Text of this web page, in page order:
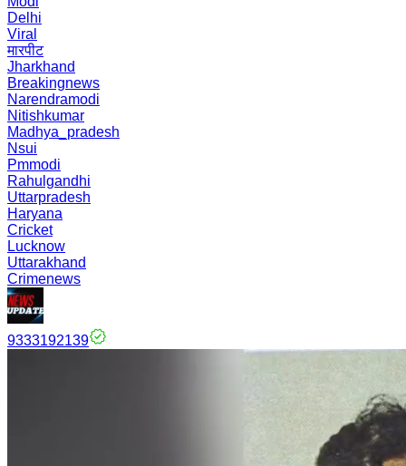
Delhi
Viral
मारपीट
Jharkhand
Breakingnews
Narendramodi
Nitishkumar
Madhya_pradesh
Nsui
Pmmodi
Rahulgandhi
Uttarpradesh
Haryana
Cricket
Lucknow
Uttarakhand
Crimenews
9333192139